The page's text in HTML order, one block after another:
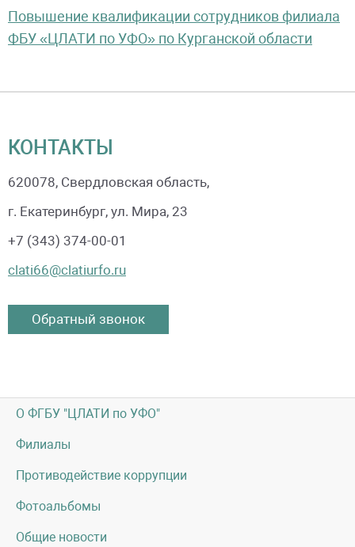
Повышение квалификации сотрудников филиала
ФБУ «ЦЛАТИ по УФО» по Курганской области
КОНТАКТЫ
620078, Свердловская область,
г. Екатеринбург, ул. Мира, 23
+7 (343) 374-00-01
clati66@clatiurfo.ru
Обратный звонок
О ФГБУ "ЦЛАТИ по УФО"
Филиалы
Противодействие коррупции
Фотоальбомы
Общие новости